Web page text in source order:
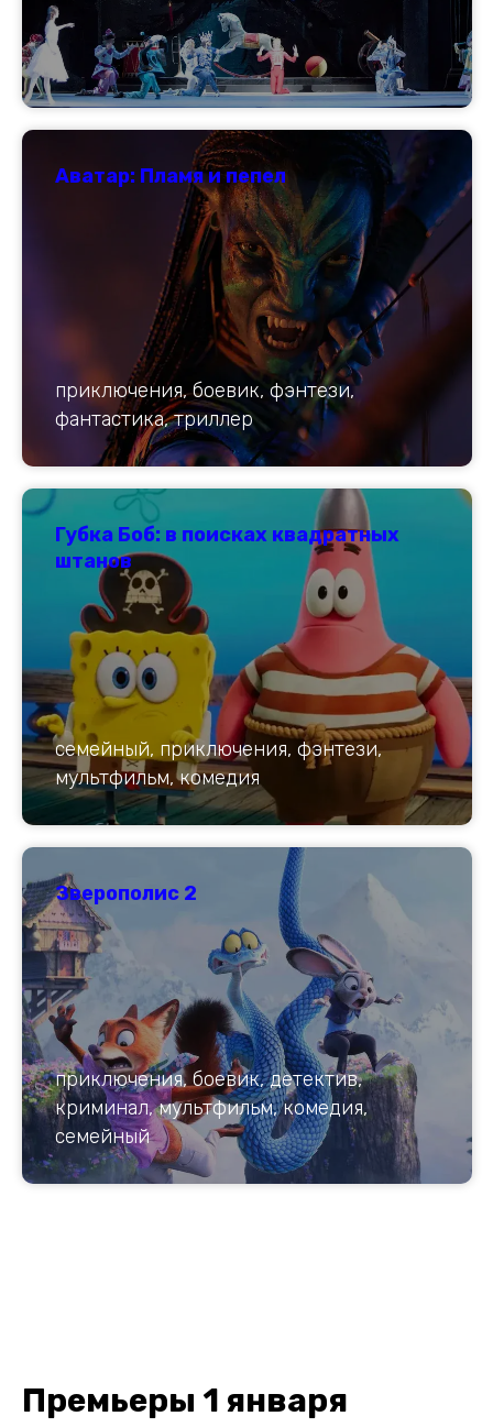
Аватар: Пламя и пепел
приключения, боевик, фэнтези,
фантастика, триллер
Губка Боб: в поисках квадратных
штанов
семейный, приключения, фэнтези,
мультфильм, комедия
Зверополис 2
приключения, боевик, детектив,
криминал, мультфильм, комедия,
семейный
Премьеры 1 января